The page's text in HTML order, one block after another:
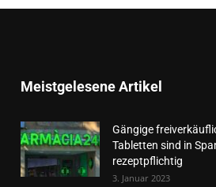
Meistgelesene Artikel
Gängige
Tabletten sind in
rezeptpflichtig
3. Januar 2023